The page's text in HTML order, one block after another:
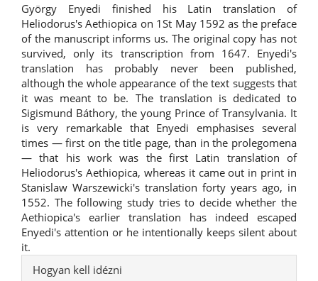
György Enyedi finished his Latin translation of
Heliodorus's Aethiopica on 1St May 1592 as the preface
of the manuscript informs us. The original copy has not
survived, only its transcription from 1647. Enyedi's
translation has probably never been published,
although the whole appearance of the text suggests that
it was meant to be. The translation is dedicated to
Sigismund Báthory, the young Prince of Transylvania. It
is very remarkable that Enyedi emphasises several
times — first on the title page, than in the prolegomena
— that his work was the first Latin translation of
Heliodorus's Aethiopica, whereas it came out in print in
Stanislaw Warszewicki's translation forty years ago, in
1552. The following study tries to decide whether the
Aethiopica's earlier translation has indeed escaped
Enyedi's attention or he intentionally keeps silent about
it.
Hogyan kell idézni